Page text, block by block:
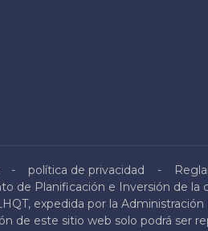
política de privacidad
Planificación e Inversión de la
expedida por la
de este sitio web solo podrá ser